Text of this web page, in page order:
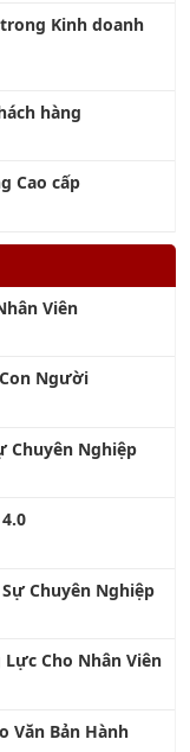
hàng
Cao cấp
Người
Nghiệp
Chuyên Nghiệp
Cho Nhân Viên
Văn Bản Hành
Lực Nhân Sự